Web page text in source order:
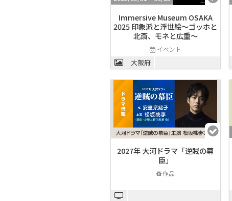
Immersive Museum OSAKA
2025 印象派と浮世絵～ゴッホと
北斎、モネと広重〜
イベント
大阪府
2027年 大河ドラマ「逆賊の幕
臣」
作品